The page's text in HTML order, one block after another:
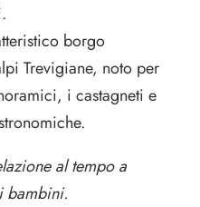
borgo
Trevigiane, noto per
i castagneti e
al tempo a
bambini.